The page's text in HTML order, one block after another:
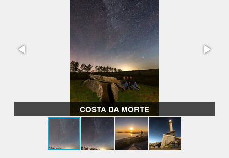
COSTA DA MORTE